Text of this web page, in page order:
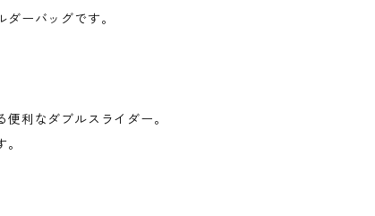
ーバッグです。
利なダブルスライダー。